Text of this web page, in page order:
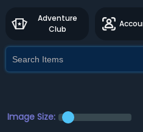
Adventure
Club
Image Size: